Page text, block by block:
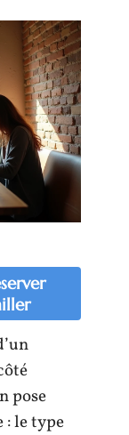
pose
le type